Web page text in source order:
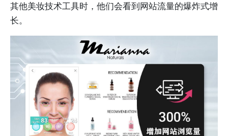
其他美妆技术工具时，他们会看到网站流量的爆炸式增
长。